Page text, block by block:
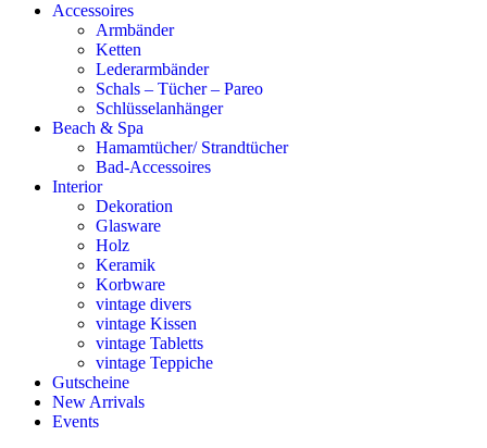
Accessoires
Armbänder
Ketten
Lederarmbänder
Schals – Tücher – Pareo
Schlüsselanhänger
Beach & Spa
Hamamtücher/ Strandtücher
Bad-Accessoires
Interior
Dekoration
Glasware
Holz
Keramik
Korbware
vintage divers
vintage Kissen
vintage Tabletts
vintage Teppiche
Gutscheine
New Arrivals
Events